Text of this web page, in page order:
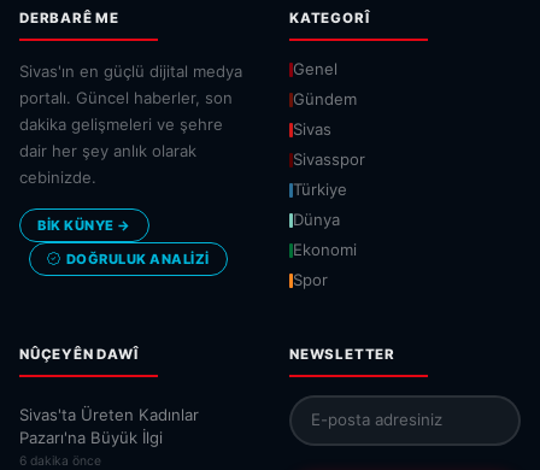
DERBARÊ ME
Sivas'ın en güçlü dijital medya
portalı. Güncel haberler, son
dakika gelişmeleri ve şehre
dair her şey anlık olarak
cebinizde.
BİK KÜNYE →
DOĞRULUK ANALIZI
KATEGORÎ
Genel
Gündem
Sivas
Sivasspor
Türkiye
Dünya
Ekonomi
Spor
NÛÇEYÊN DAWÎ
Sivas'ta Üreten Kadınlar
Pazarı'na Büyük İlgi
6 dakika önce
NEWSLETTER